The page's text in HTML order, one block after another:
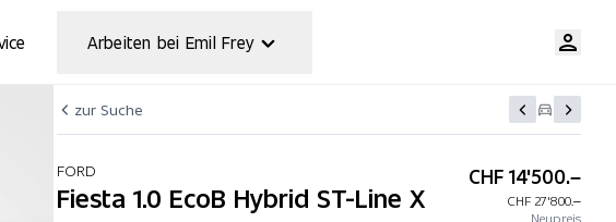
Arbeiten bei Emil Frey
zur Suche
FORD
Fiesta 1.0 EcoB Hybrid ST-Line X
CHF 14'500.–
CHF 27'800.–
Neupreis